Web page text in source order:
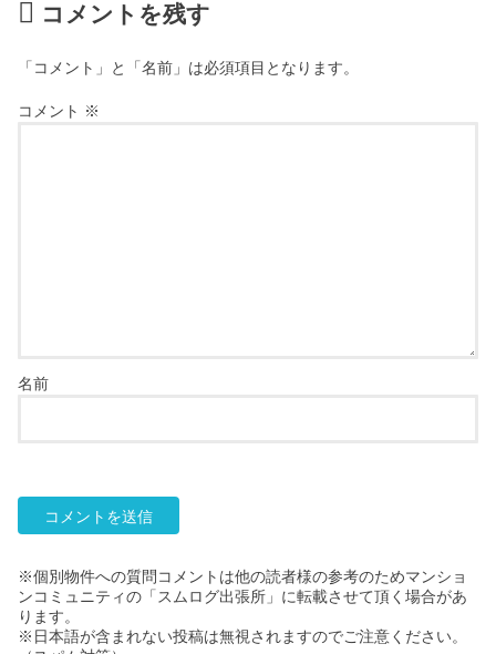
コメントを残す
「コメント」と「名前」は必須項目となります。
コメント ※
名前
※個別物件への質問コメントは他の読者様の参考のためマンショ
ンコミュニティの「スムログ出張所」に転載させて頂く場合があ
ります。
※日本語が含まれない投稿は無視されますのでご注意ください。